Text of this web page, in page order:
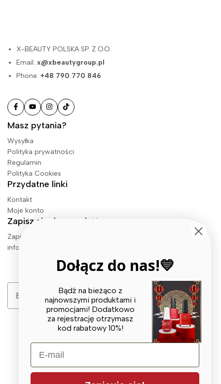
X-BEAUTY POLSKA SP. Z O.O.
Email:x@xbeautygroup.pl
Phone:+48 790 770 846
Masz pytania?
Wysyłka
Polityka prywatności
Regulamin
Polityka Cookies
Przydatne linki
Kontakt
Moje konto
Zapisz się do newslettera
Zapisz się i zaklep najnowsze produkty, wyprzedaże oraz
informacje o wydarzeniach i więcej.
Email
Zapisz się
Dołącz do nas!💛
Bądź na bieżąco z
najnowszymi produktami i
promocjami! Dodatkowo
za rejestrację otrzymasz
kod rabatowy 10%!
E-mail